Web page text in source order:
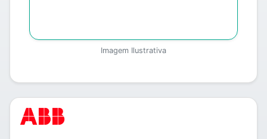
Imagem Ilustrativa